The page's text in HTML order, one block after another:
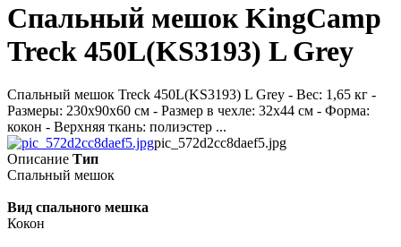
Спальный мешок KingCamp
Treck 450L(KS3193) L Grey
Спальный мешок Treck 450L(KS3193) L Grey - Вес: 1,65 кг -
Размеры: 230х90х60 см - Размер в чехле: 32х44 см - Форма:
кокон - Верхняя ткань: полиэстер ...
pic_572d2cc8daef5.jpg
Описание Тип
Спальный мешок
Вид спального мешка
Кокон